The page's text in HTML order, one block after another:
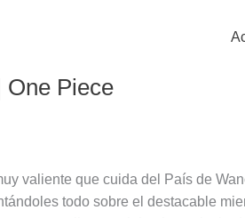
One Piece
valiente que cuida del País de
todo sobre el destacable